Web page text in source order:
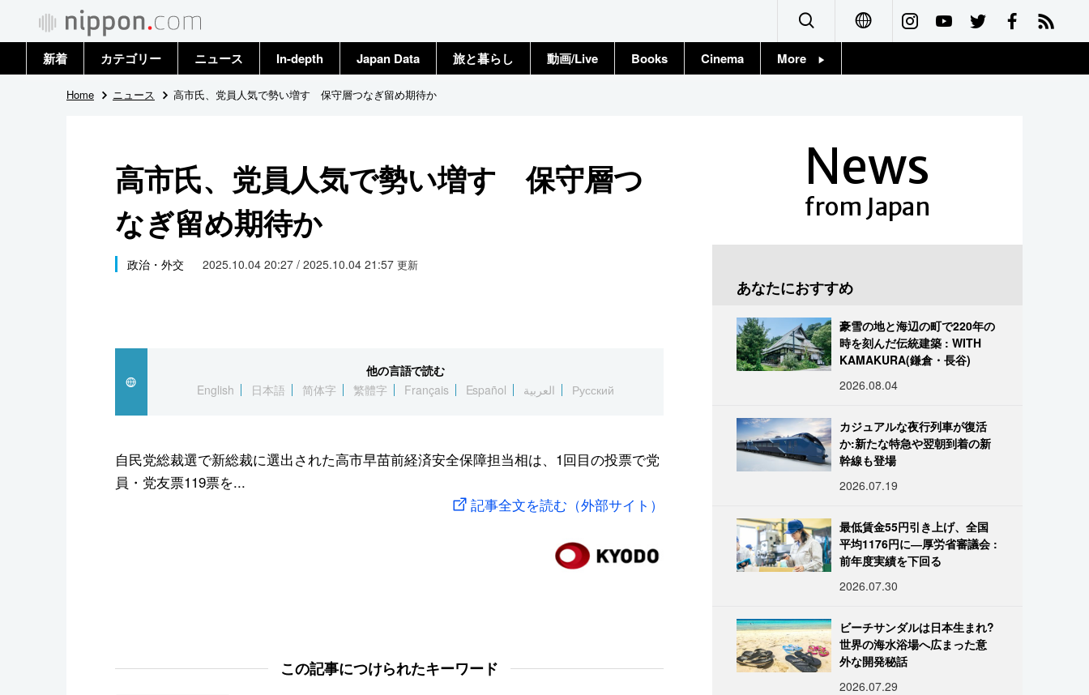
Français
新着 カテゴリー
政治・外交
国際
社会
文化
スポーツ・東京2020
ニュース
トップ
In-depth Japan Data 旅と暮らし 動画/Live Books Cinema More
Home ニュース 高市氏、党員人気で勢い増す 保守層つなぎ留め期待か
高市氏、党員人気で勢い増す 保守層つ
なぎ留め期待か
政治・外交 2025.10.04 20:27 / 2025.10.04 21:57 更新
他の言語で読む
English
日本語 简体字 繁體字 Français Español العربية Русский
自民党総裁選で新総裁に選出された高市早苗前経済安全保障担当相は、1回目の投票で党
員・党友票119票を...
記事全文を読む（外部サイト）
この記事につけられたキーワード
News
from Japan
あなたにおすすめ
豪雪の地と海辺の町で220年の
時を刻んだ伝統建築 : WITH
KAMAKURA(鎌倉・長谷)
2026.08.04
カジュアルな夜行列車が復活
か:新たな特急や翌朝到着の新
幹線も登場
2026.07.19
最低賃金55円引き上げ、全国
平均1176円に―厚労省審議会 :
前年度実績を下回る
2026.07.30
ビーチサンダルは日本生まれ?
世界の海水浴場へ広まった意
外な開発秘話
2026.07.29